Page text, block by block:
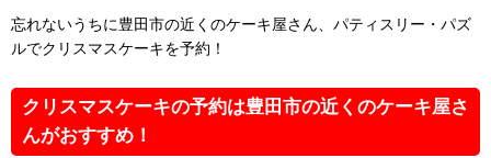
忘れないうちに豊田市の近くのケーキ屋さん、パティスリー・パズ
ルでクリスマスケーキを予約！
クリスマスケーキの予約は豊田市の近くのケーキ屋さ
んがおすすめ！